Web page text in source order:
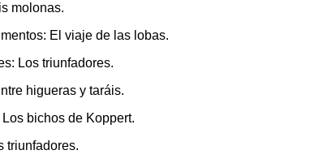
molonas.
El viaje de las lobas.
Los triunfadores.
higueras y taráis.
bichos de Koppert.
triunfadores.